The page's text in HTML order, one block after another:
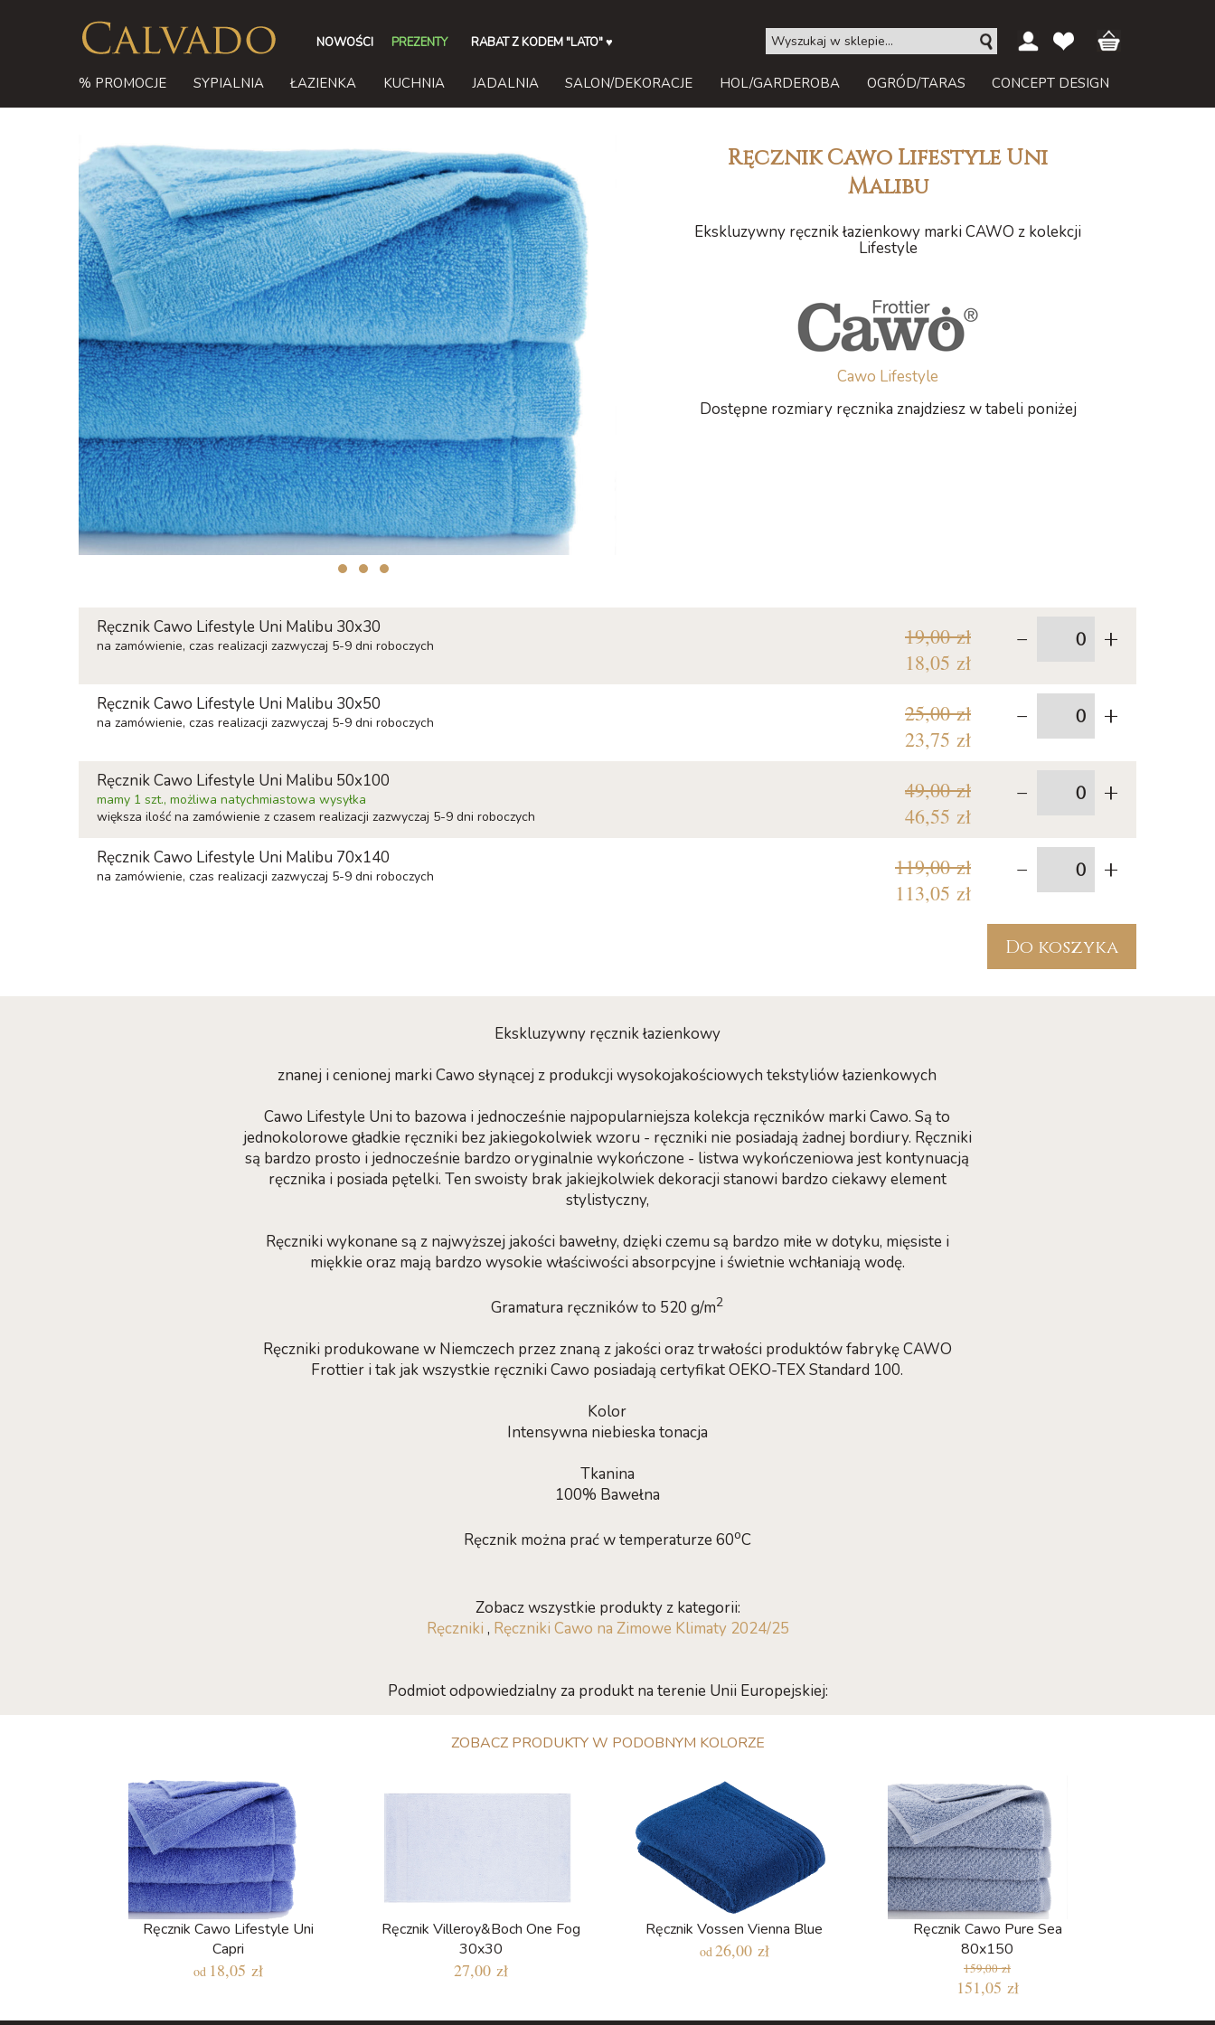
NOWOŚCI PREZENTY RABAT Z KODEM "LATO"♥
% PROMOCJE SYPIALNIA ŁAZIENKA KUCHNIA JADALNIA SALON/DEKORACJE HOL/GARDEROBA OGRÓD/TARAS CONCEPT DESIGN
Ręcznik Cawo Lifestyle Uni
Malibu
Ekskluzywny ręcznik łazienkowy marki CAWO z kolekcji
Lifestyle
Cawo Lifestyle
Dostępne rozmiary ręcznika znajdziesz w tabeli poniżej
Ręcznik Cawo Lifestyle Uni Malibu 30x30
na zamówienie, czas realizacji zazwyczaj 5-9 dni roboczych
19,00 zł
18,05 zł
- +
Ręcznik Cawo Lifestyle Uni Malibu 30x50
na zamówienie, czas realizacji zazwyczaj 5-9 dni roboczych
25,00 zł
23,75 zł
- +
Ręcznik Cawo Lifestyle Uni Malibu 50x100
mamy 1 szt., możliwa natychmiastowa wysyłka
większa ilość na zamówienie z czasem realizacji zazwyczaj 5-9 dni roboczych
49,00 zł
46,55 zł
- +
Ręcznik Cawo Lifestyle Uni Malibu 70x140
na zamówienie, czas realizacji zazwyczaj 5-9 dni roboczych
119,00 zł
113,05 zł
- +
Do koszyka
Ekskluzywny ręcznik łazienkowy
znanej i cenionej marki Cawo słynącej z produkcji wysokojakościowych tekstyliów łazienkowych
Cawo Lifestyle Uni to bazowa i jednocześnie najpopularniejsza kolekcja ręczników marki Cawo. Są to
jednokolorowe gładkie ręczniki bez jakiegokolwiek wzoru - ręczniki nie posiadają żadnej bordiury. Ręczniki
są bardzo prosto i jednocześnie bardzo oryginalnie wykończone - listwa wykończeniowa jest kontynuacją
ręcznika i posiada pętelki. Ten swoisty brak jakiejkolwiek dekoracji stanowi bardzo ciekawy element
stylistyczny,
Ręczniki wykonane są z najwyższej jakości bawełny, dzięki czemu są bardzo miłe w dotyku, mięsiste i
miękkie oraz mają bardzo wysokie właściwości absorpcyjne i świetnie wchłaniają wodę.
Gramatura ręczników to 520 g/m2
Ręczniki produkowane w Niemczech przez znaną z jakości oraz trwałości produktów fabrykę CAWO
Frottier i tak jak wszystkie ręczniki Cawo posiadają certyfikat OEKO-TEX Standard 100.
Kolor
Intensywna niebieska tonacja
Tkanina
100% Bawełna
Ręcznik można prać w temperaturze 60oC
Zobacz wszystkie produkty z kategorii:
Ręczniki , Ręczniki Cawo na Zimowe Klimaty 2024/25
Podmiot odpowiedzialny za produkt na terenie Unii Europejskiej:
ZOBACZ PRODUKTY W PODOBNYM KOLORZE
Ręcznik Cawo Lifestyle Uni
Capri
od 18,05 zł
Ręcznik Villeroy&Boch One Fog
30x30
27,00 zł
Ręcznik Vossen Vienna Blue
od26,00 zł
Ręcznik Cawo Pure Sea
80x150
159,00 zł
151,05 zł